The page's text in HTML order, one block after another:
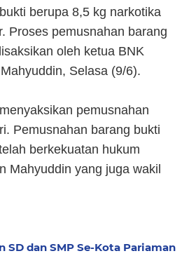
berupa 8,5 kg narkotika
Proses pemusnahan barang
oleh ketua BNK
Selasa (9/6).
pemusnahan
Pemusnahan barang bukti
berkekuatan hukum
Mahyuddin yang juga wakil
SD dan SMP Se-Kota Pariaman